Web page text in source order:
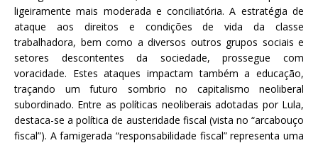
ligeiramente mais moderada e conciliatória. A estratégia de
ataque aos direitos e condições de vida da classe
trabalhadora, bem como a diversos outros grupos sociais e
setores descontentes da sociedade, prossegue com
voracidade. Estes ataques impactam também a educação,
traçando um futuro sombrio no capitalismo neoliberal
subordinado. Entre as políticas neoliberais adotadas por Lula,
destaca-se a política de austeridade fiscal (vista no “arcabouço
fiscal”). A famigerada “responsabilidade fiscal” representa uma